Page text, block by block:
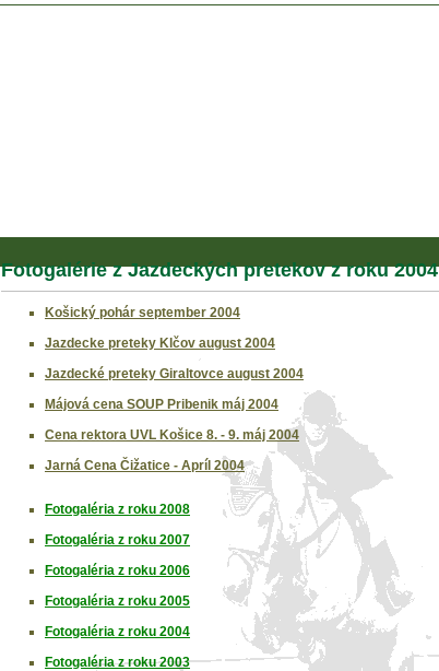
Fotogalérie z Jazdeckých pretekov z roku 2004
Košický pohár september 2004
Jazdecke preteky Klčov august 2004
Jazdecké preteky Giraltovce august 2004
Májová cena SOUP Pribenik máj 2004
Cena rektora UVL Košice 8. - 9. máj 2004
Jarná Cena Čižatice - Apríl 2004
Fotogaléria z roku 2008
Fotogaléria z roku 2007
Fotogaléria z roku 2006
Fotogaléria z roku 2005
Fotogaléria z roku 2004
Fotogaléria z roku 2003